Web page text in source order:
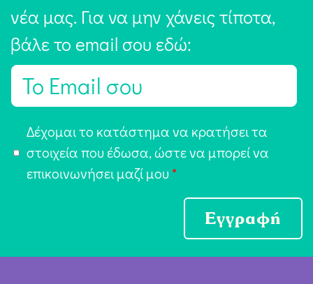
νέα μας. Για να μην χάνεις τίποτα,
βάλε το email σου εδώ:
E
π
ή
Δέχομαι το κατάστημα να κρατήσει τα
στοιχεία που έδωσα, ώστε να μπορεί να
επικοινωνήσει μαζί μου *
Εγγραφή